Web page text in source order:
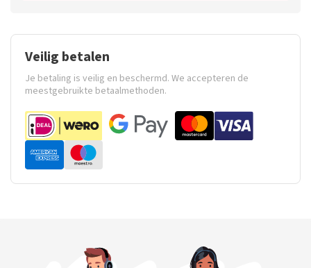
Veilig betalen
Je betaling is veilig en beschermd. We accepteren de
meestgebruikte betaalmethoden.